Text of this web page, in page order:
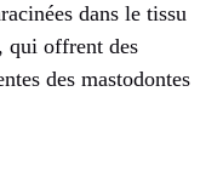
dans le tissu
qui offrent des
des mastodontes